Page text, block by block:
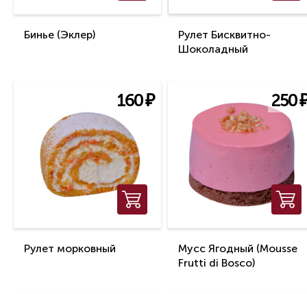
Бинье (Эклер)
Рулет Бисквитно-
Шоколадный
160₽
Рулет морковный
250
Мусс Ягодный (Mousse
Frutti di Bosco)